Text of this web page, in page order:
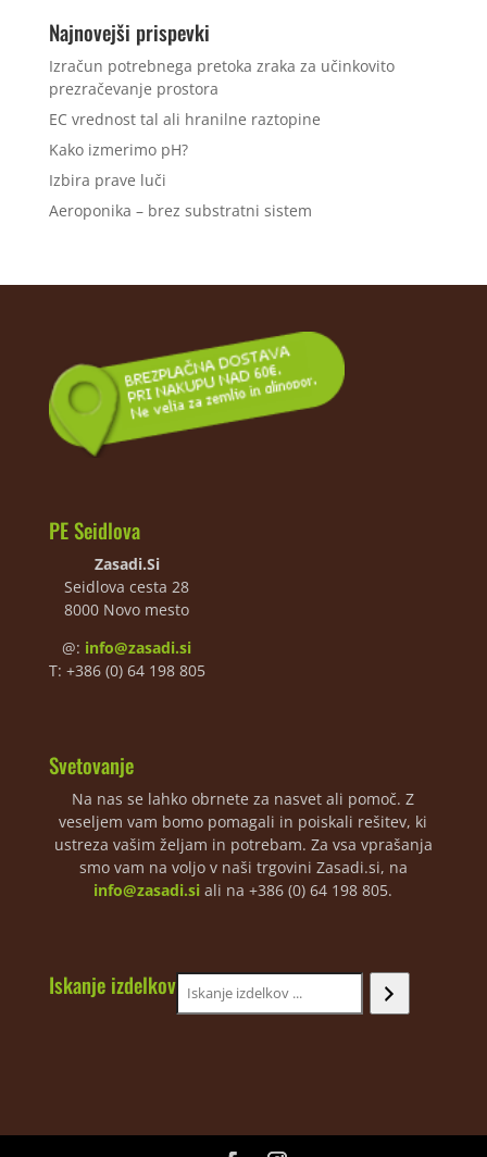
Najnovejši prispevki
Izračun potrebnega pretoka zraka za učinkovito
prezračevanje prostora
EC vrednost tal ali hranilne raztopine
Kako izmerimo pH?
Izbira prave luči
Aeroponika – brez substratni sistem
PE Seidlova
Zasadi.Si
Seidlova cesta 28
8000 Novo mesto
@: info@zasadi.si
T: +386 (0) 64 198 805
Svetovanje
Na nas se lahko obrnete za nasvet ali pomoč. Z
veseljem vam bomo pomagali in poiskali rešitev, ki
ustreza vašim željam in potrebam. Za vsa vprašanja
smo vam na voljo v naši trgovini Zasadi.si, na
info@zasadi.si ali na +386 (0) 64 198 805.
Iskanje izdelkov